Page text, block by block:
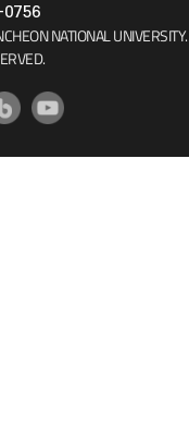
0756
NATIONAL UNIVERSITY.